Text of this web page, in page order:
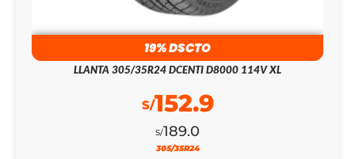
LLANTA 305/35R24 DCENTI D8000 114V XL
S/189.0
S/152.9